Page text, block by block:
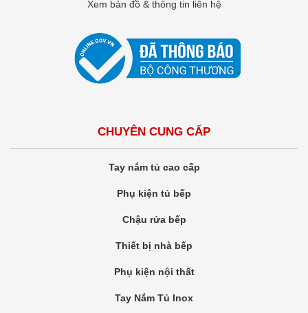
Xem bản đồ & thông tin liên hệ
CHUYÊN CUNG CẤP
Tay nắm tủ cao cấp
Phụ kiện tủ bếp
Chậu rửa bếp
Thiết bị nhà bếp
Phụ kiện nội thất
Tay Nắm Tủ Inox